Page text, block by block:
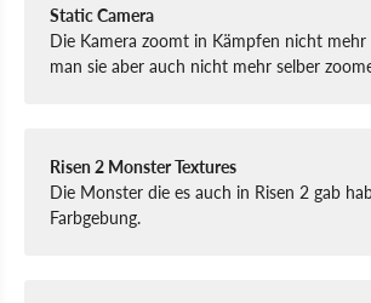
Static Camera
Die Kamera zoomt in Kämpfen nicht
man sie aber auch nicht mehr selber
Risen 2 Monster Textures
Die Monster die es auch in Risen 2 gab
Farbgebung.